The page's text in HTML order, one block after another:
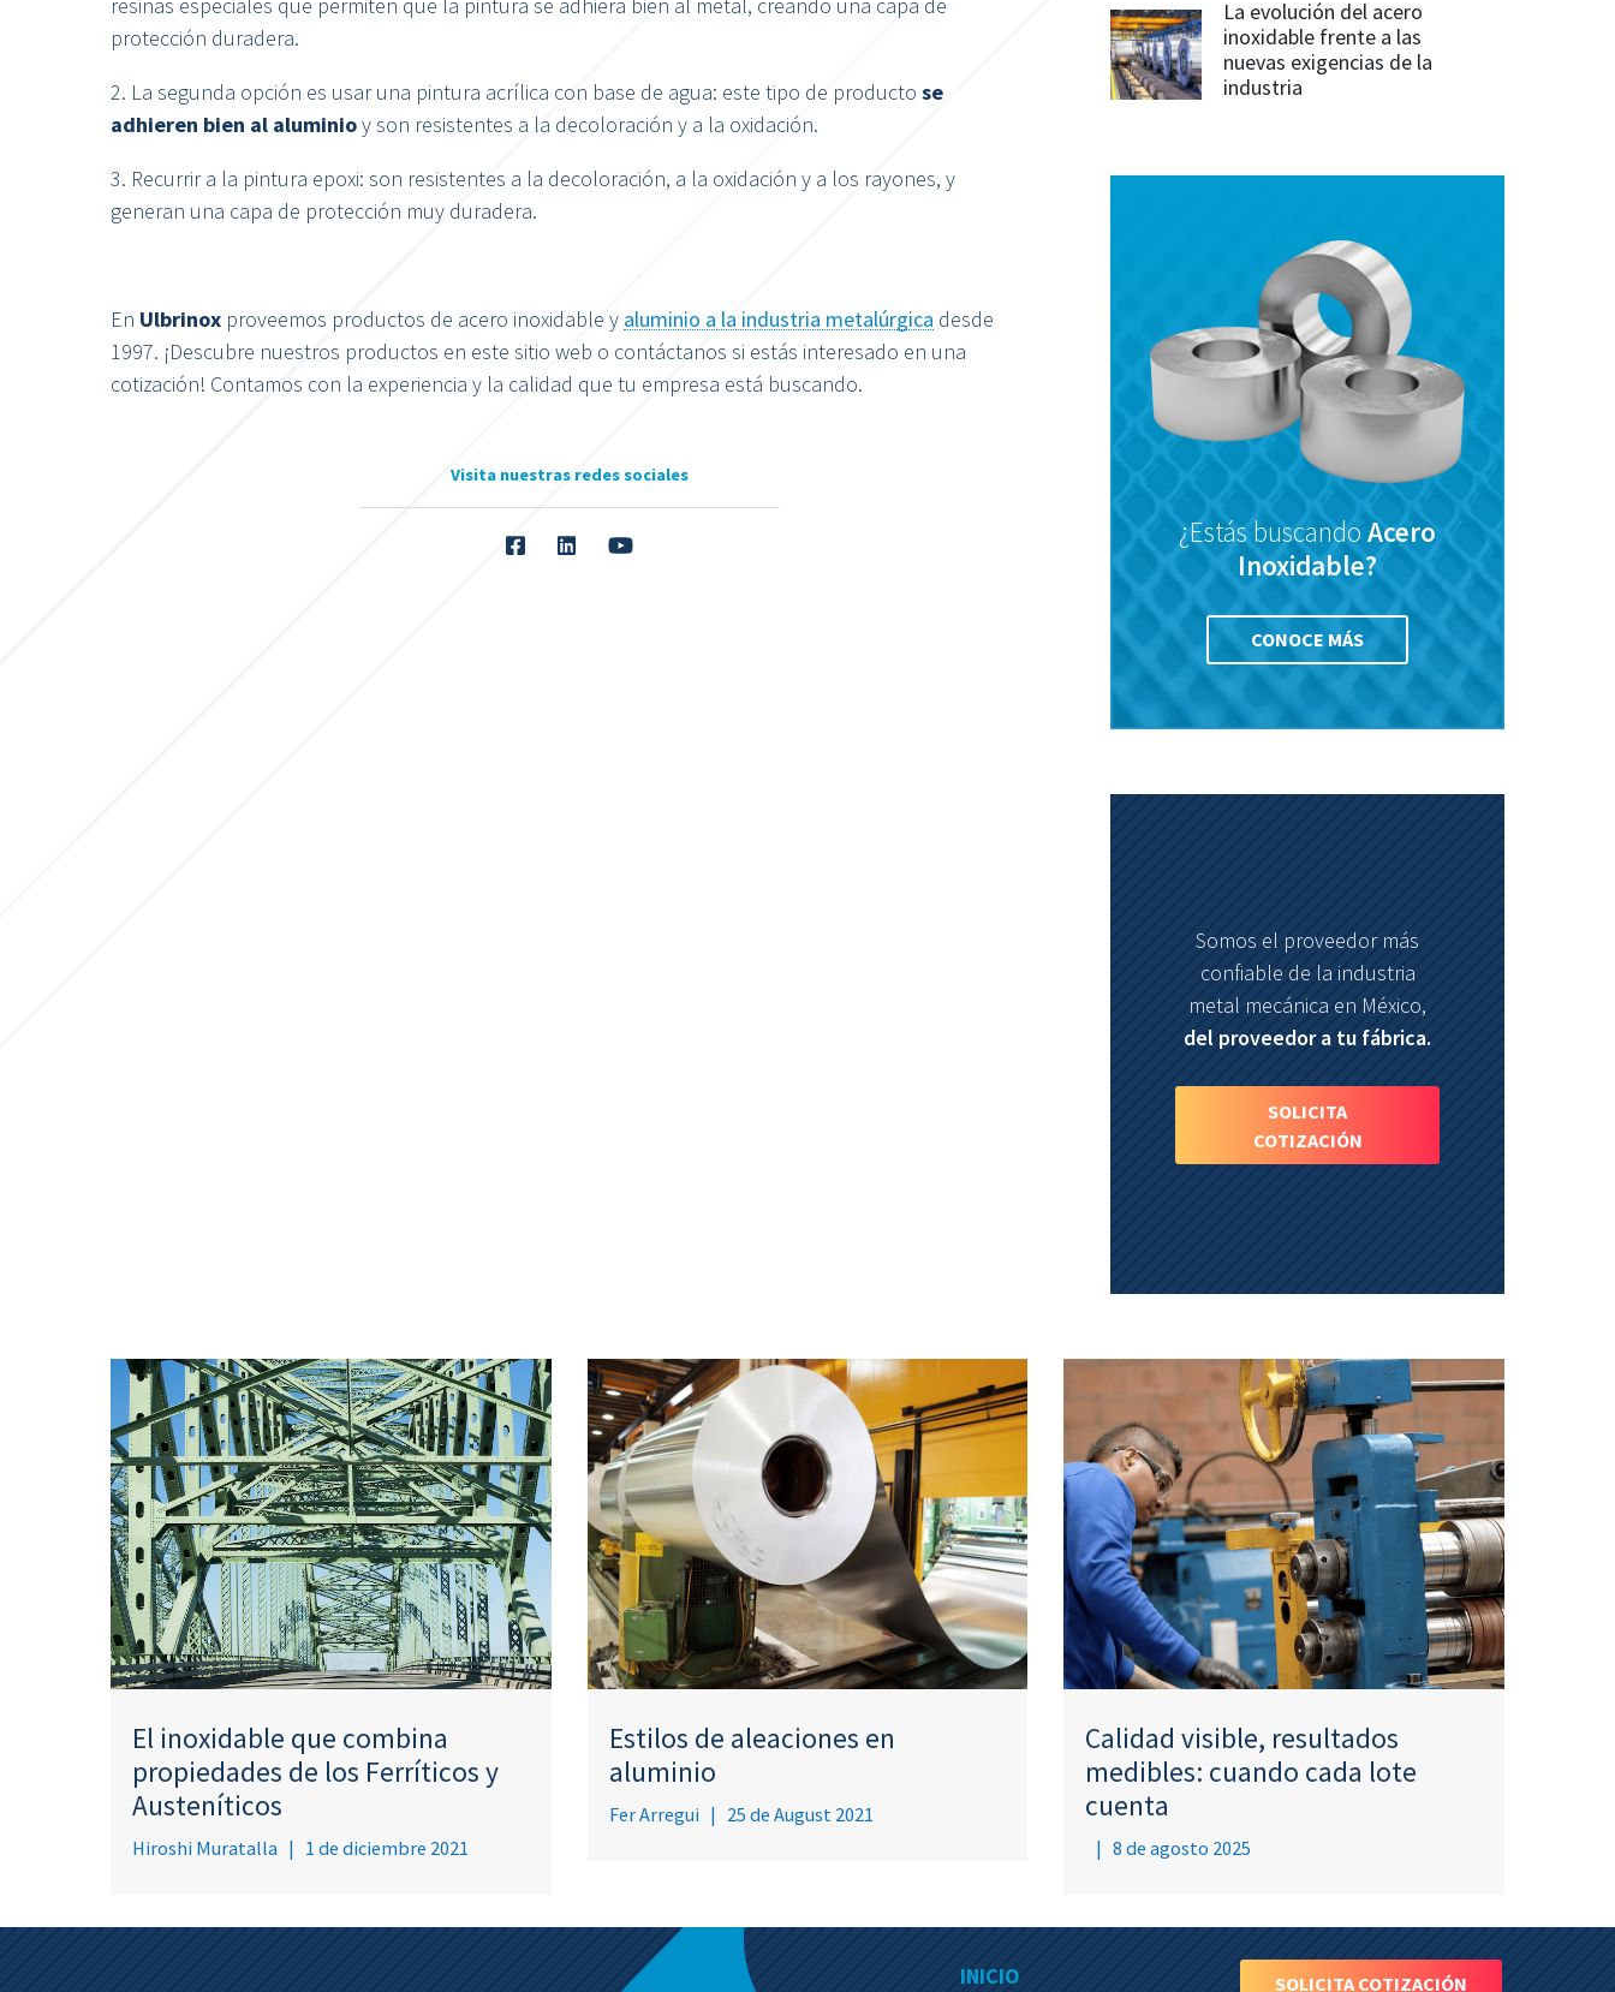
protección duradera.
2. La segunda opción es usar una pintura acrílica con base de agua: este tipo de producto se
adhieren bien al aluminioy son resistentes a la decoloración y a la oxidación.
3. Recurrir a la pintura epoxi: son resistentes a la decoloración, a la oxidación y a los rayones, y
generan una capa de protección muy duradera.
En Ulbrinox proveemos productos de acero inoxidable y aluminio a la industria metalúrgica desde
1997. ¡Descubre nuestros productos en este sitio web o contáctanos si estás interesado en una
cotización! Contamos con la experiencia y la calidad que tu empresa está buscando.
Visita nuestras redes sociales
La evolución del acero
inoxidable frente a las
nuevas exigencias de la
industria
¿Estás buscandoAcero
Inoxidable?
CONOCE MÁS
Somos el proveedor más
confiable de la industria
metal mecánica en México,
del proveedor a tu fábrica.
SOLICITA
COTIZACIÓN
El inoxidable que combina
propiedades de los Ferríticos y
Austeníticos
Hiroshi Muratalla | 1 de diciembre 2021
Estilos de aleaciones en
aluminio
Fer Arregui | 25 de August 2021
Calidad visible, resultados
medibles: cuando cada lote
cuenta
| 8 de agosto 2025
INICIO SOLICITA COTIZACIÓN